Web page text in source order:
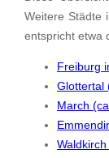
Weitere Städte
entspricht etwa
Freiburg
Glottertal
March